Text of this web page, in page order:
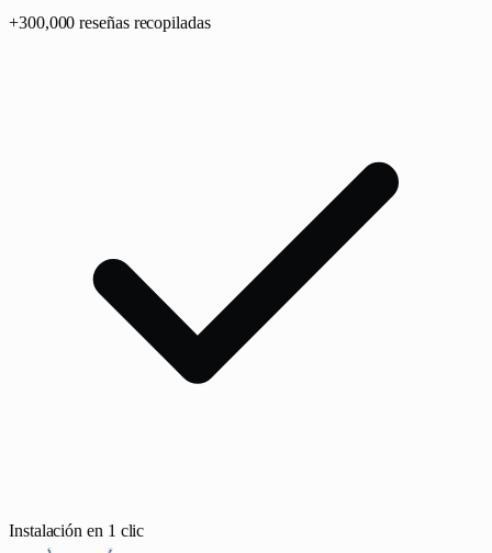
+300,000 reseñas recopiladas
Instalación en 1 clic